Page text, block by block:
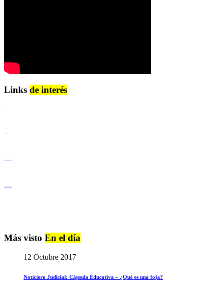
Links de interés
Más visto En el día
12 Octubre 2017
Noticiero Judicial: Cápsula Educativa – ¿Qué es una foja?